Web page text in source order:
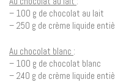
– 100 g de chocolat au lait
– 250 g de crème liquide
Au chocolat blanc :
– 100 g de chocolat blanc
– 240 g de crème liquide